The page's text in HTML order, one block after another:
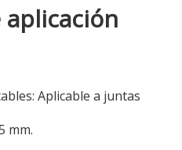
aplicación
Aplicable a juntas
mm.